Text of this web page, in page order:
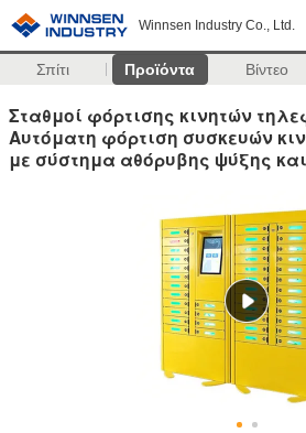
Winnsen Industry Co., Ltd.
Σπίτι Προϊόντα Βίντεο
Σταθμοί φόρτισης κινητών
Αυτόματη φόρτιση συσκευών
με σύστημα αθόρυβης ψύξης